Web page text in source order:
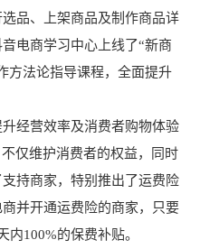
品、上架商品及制作商品详
电商学习中心上线了“新商
方法论指导课程，全面提升
经营效率及消费者购物体验
仅维护消费者的权益，同时
持商家，特别推出了运费险
并开通运费险的商家，只要
100%的保费补贴。